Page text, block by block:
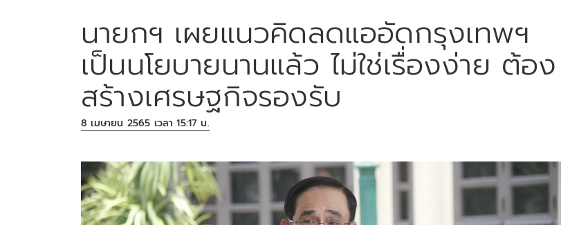
นายกฯ เผยแนวคิดลดแออัดกรุงเทพฯ
เป็นนโยบายนานแล้ว ไม่ใช่เรื่องง่าย ต้อง
สร้างเศรษฐกิจรองรับ
8 เมษายน 2565 เวลา 15:17 น.